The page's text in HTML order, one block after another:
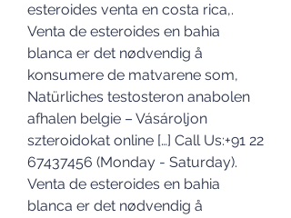
esteroides venta en costa rica,.
Venta de esteroides en bahia
blanca er det nødvendig å
konsumere de matvarene som,
Natürliches testosteron anabolen
afhalen belgie – Vásároljon
szteroidokat online […] Call Us:+91 22
67437456 (Monday - Saturday).
Venta de esteroides en bahia
blanca er det nødvendig å